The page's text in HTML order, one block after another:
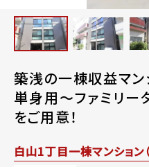
築浅の一棟収益マン
単身用～ファミリー
をご用意！
白山1丁目一棟マンション